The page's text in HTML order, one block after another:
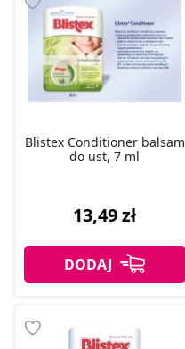
Blistex Conditioner balsam
do ust, 7 ml
13,49 zł